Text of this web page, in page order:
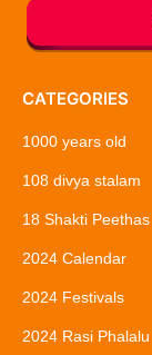
CATEGORIES
1000 years old
108 divya stalam
18 Shakti Peethas
2024 Calendar
2024 Festivals
2024 Rasi Phalalu